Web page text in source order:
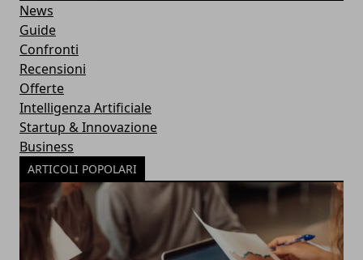
News
Guide
Confronti
Recensioni
Offerte
Intelligenza Artificiale
Startup & Innovazione
Business
ARTICOLI POPOLARI